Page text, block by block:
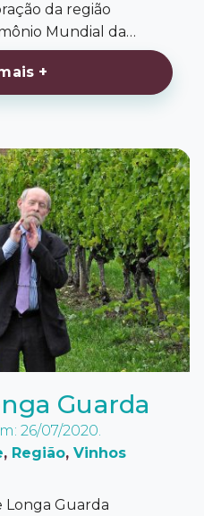
da região
Mundial da…
+
Guarda
26/07/2020.
, Região, Vinhos
Longa Guarda